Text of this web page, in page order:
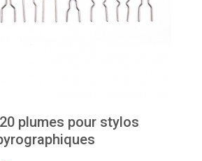
plumes pour stylos